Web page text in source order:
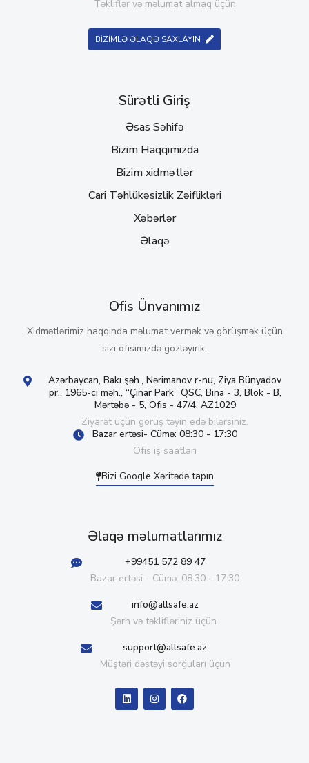
Təkliflər və məlumat almaq üçün
BİZİMLƏ ƏLAQƏ SAXLAYIN
Sürətli Giriş
Əsas Səhifə
Bizim Haqqımızda
Bizim xidmətlər
Cari Təhlükəsizlik Zəiflikləri
Xəbərlər
Əlaqə
Ofis Ünvanımız
Xidmətlərimiz haqqında məlumat vermək və görüşmək üçün
sizi ofisimizdə gözləyirik.
Azərbaycan, Bakı şəh., Nərimanov r-nu, Ziya Bünyadov
pr., 1965-ci məh., “Çinar Park” QSC, Bina - 3, Blok - B,
Mərtəbə - 5, Ofis - 47/4, AZ1029
Ziyarət üçün görüş təyin edə bilərsiniz.
Bazar ertəsi- Cümə: 08:30 - 17:30
Ofis iş saatları
Bizi Google Xəritədə tapın
Əlaqə məlumatlarımız
+99451 572 89 47
Bazar ertəsi - Cümə: 08:30 - 17:30
info@allsafe.az
Şərh və təklifləriniz üçün
support@allsafe.az
Müştəri dəstəyi sorğuları üçün